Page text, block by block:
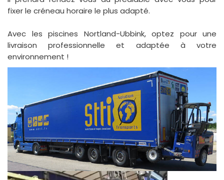
fixer le créneau horaire le plus adapté.
Avec les piscines Nortland-Ubbink, optez pour une
livraison professionnelle et adaptée à votre
environnement !